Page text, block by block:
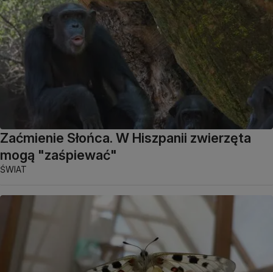
Zaćmienie Słońca. W Hiszpanii zwierzęta
mogą "zaśpiewać"
ŚWIAT